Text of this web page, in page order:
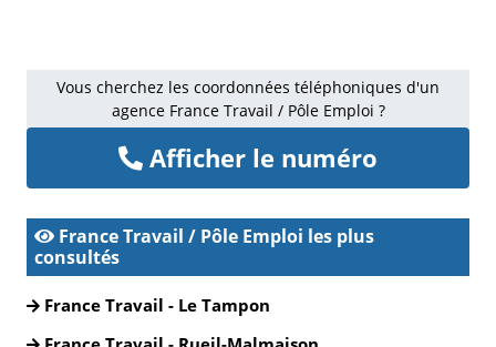
Vous cherchez les coordonnées téléphoniques d'un
agence France Travail / Pôle Emploi ?
Afficher le numéro
France Travail / Pôle Emploi les plus
consultés
France Travail - Le Tampon